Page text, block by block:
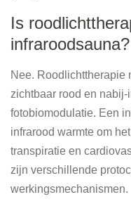
Is
infraroodsauna?
Nee. Roodlichttherapie
zichtbaar rood en
fotobiomodulatie. Een
infrarood warmte om
transpiratie en
zijn verschillende
werkingsmechanismen.